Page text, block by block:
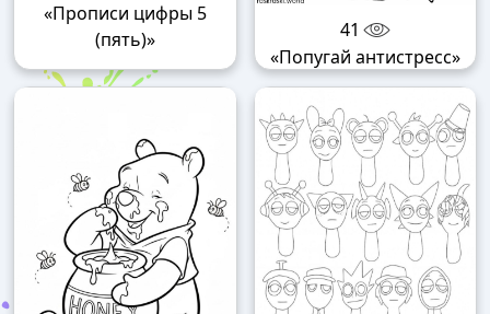
«Прописи цифры 5
(пять)»
41
«Попугай антистресс»